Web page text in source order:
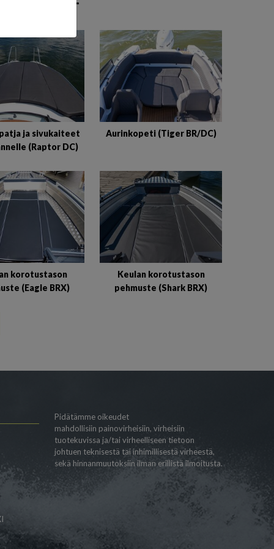
ja sivukaiteet
(Raptor DC)
Aurinkopeti (Tiger BR/DC)
korotustason
(Eagle BRX)
Keulan korotustason
pehmuste (Shark BRX)
Pidätämme oikeudet
mahdollisiin painovirheisiin, virheisiin
tuotekuvissa ja/tai virheelliseen tietoon
johtuen teknisestä tai inhimillisestä virheestä,
sekä hinnanmuutoksiin ilman erillistä ilmoitusta.